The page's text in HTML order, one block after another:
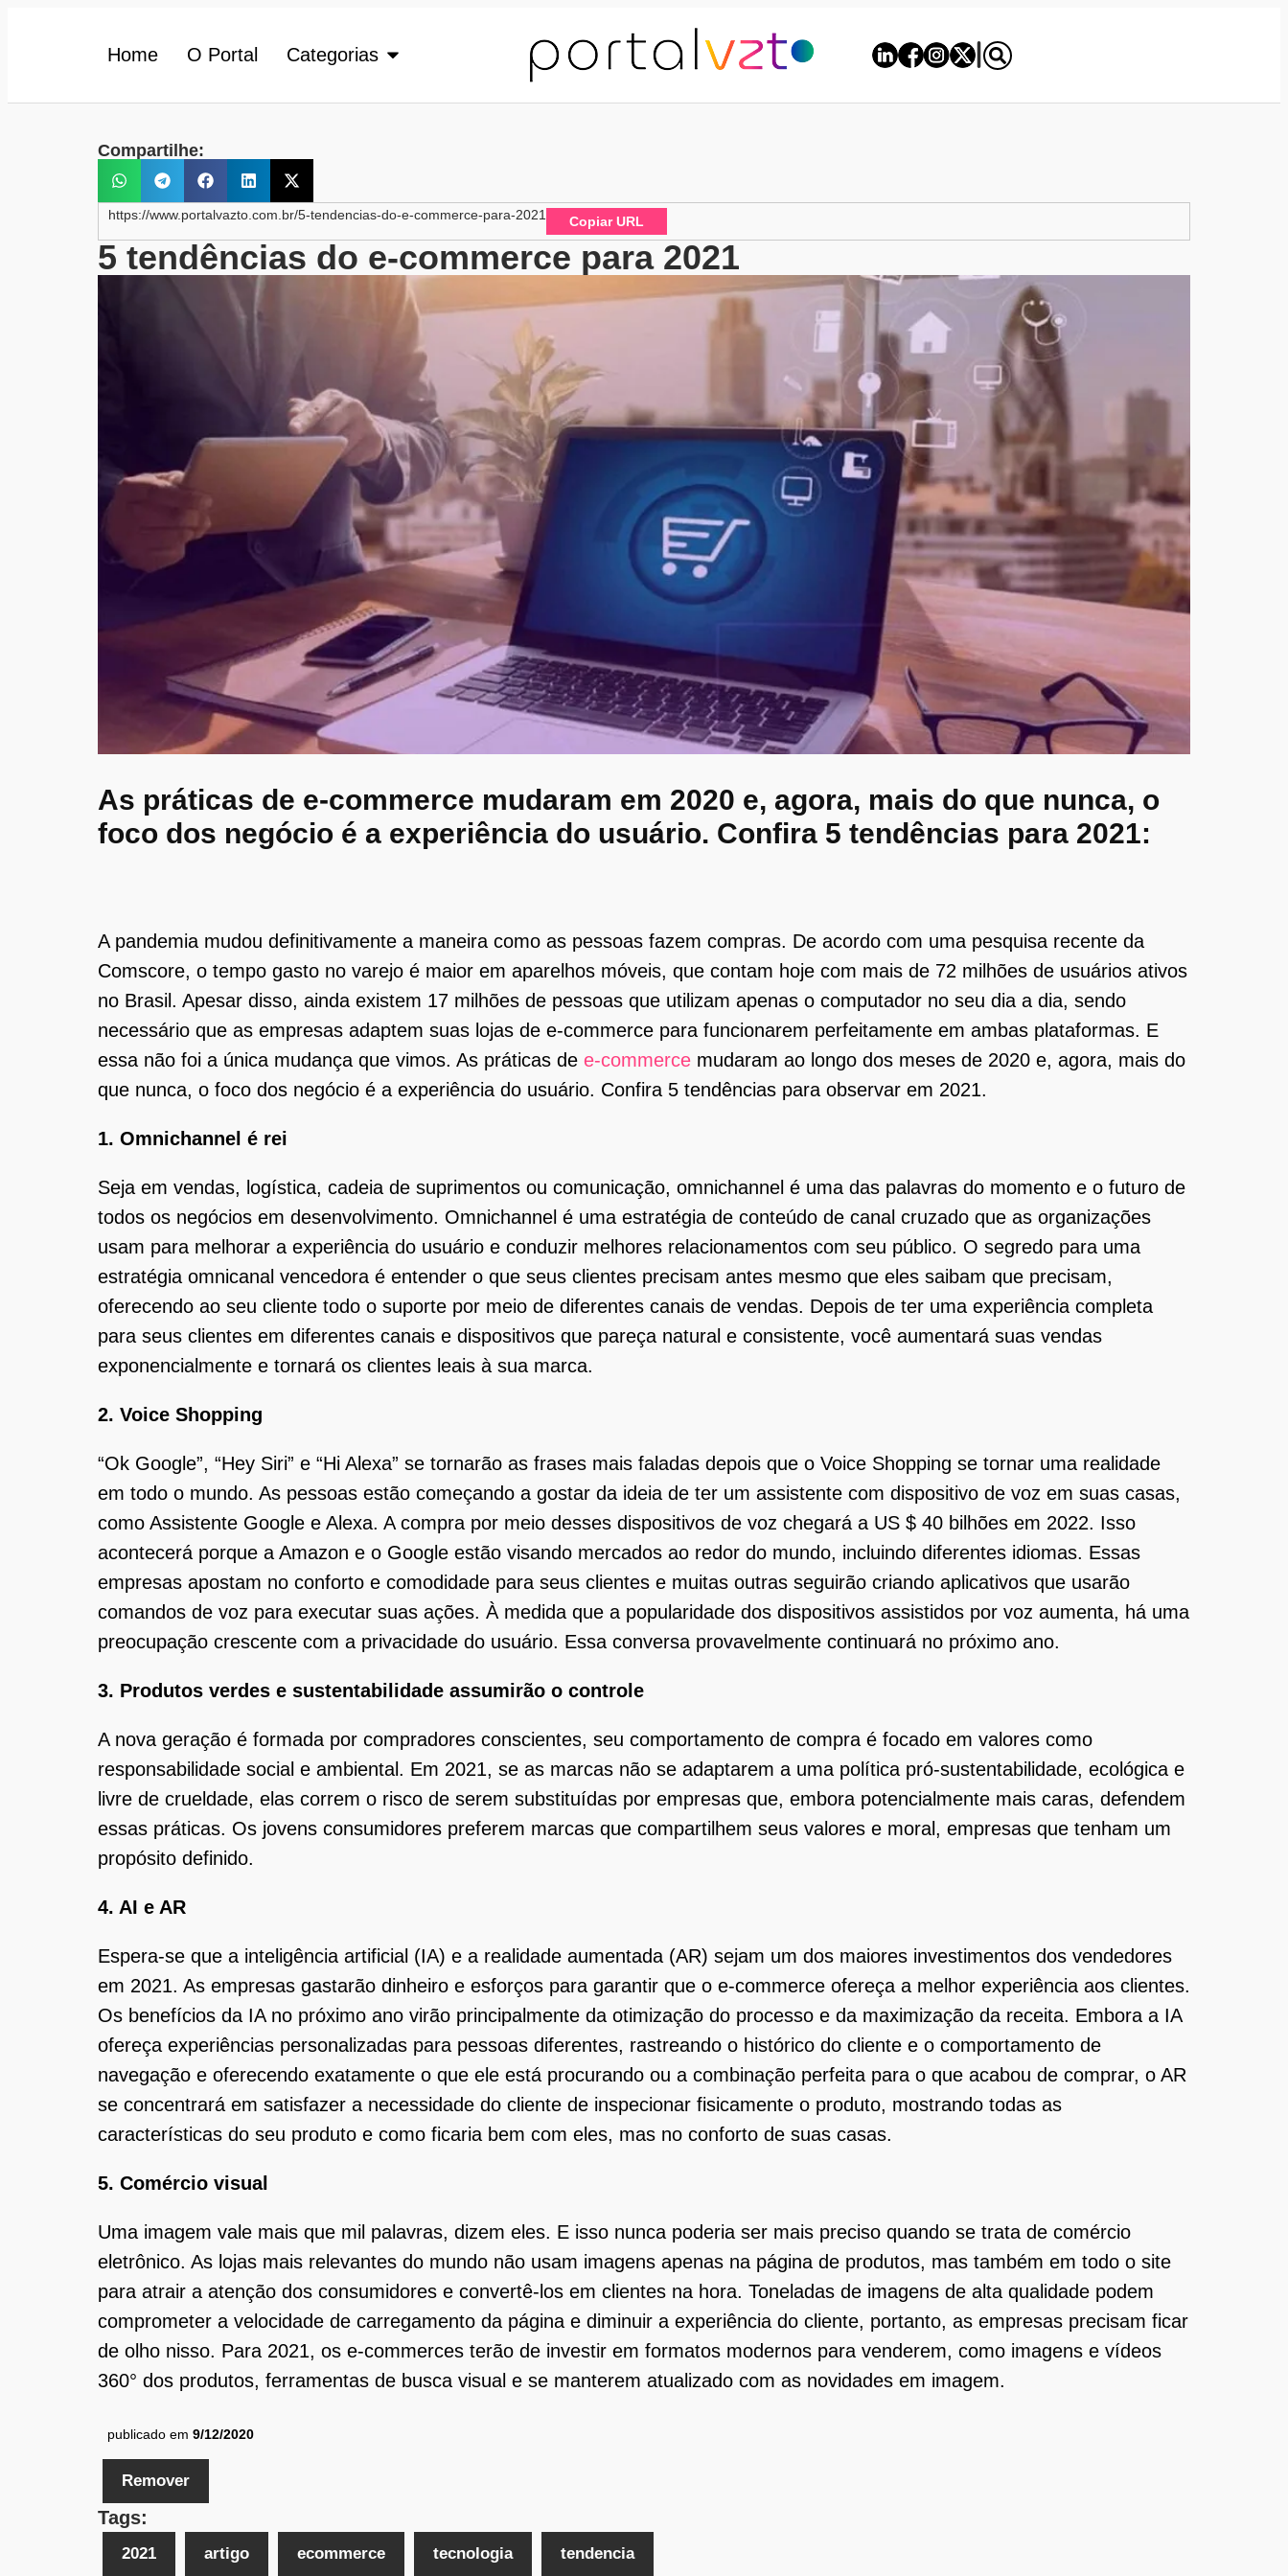
Home O Portal Categorias
Compartilhe:
https://www.portalvazto.com.br/5-tendencias-do-e-commerce-para-2021 Copiar URL
5 tendências do e-commerce para 2021
As práticas de e-commerce mudaram em 2020 e, agora, mais do que nunca, o
foco dos negócio é a experiência do usuário. Confira 5 tendências para 2021:
A pandemia mudou definitivamente a maneira como as pessoas fazem compras. De acordo com uma pesquisa recente da
Comscore, o tempo gasto no varejo é maior em aparelhos móveis, que contam hoje com mais de 72 milhões de usuários ativos
no Brasil. Apesar disso, ainda existem 17 milhões de pessoas que utilizam apenas o computador no seu dia a dia, sendo
necessário que as empresas adaptem suas lojas de e-commerce para funcionarem perfeitamente em ambas plataformas. E
essa não foi a única mudança que vimos. As práticas de e-commerce mudaram ao longo dos meses de 2020 e, agora, mais do
que nunca, o foco dos negócio é a experiência do usuário. Confira 5 tendências para observar em 2021.
1. Omnichannel é rei
Seja em vendas, logística, cadeia de suprimentos ou comunicação, omnichannel é uma das palavras do momento e o futuro de
todos os negócios em desenvolvimento. Omnichannel é uma estratégia de conteúdo de canal cruzado que as organizações
usam para melhorar a experiência do usuário e conduzir melhores relacionamentos com seu público. O segredo para uma
estratégia omnicanal vencedora é entender o que seus clientes precisam antes mesmo que eles saibam que precisam,
oferecendo ao seu cliente todo o suporte por meio de diferentes canais de vendas. Depois de ter uma experiência completa
para seus clientes em diferentes canais e dispositivos que pareça natural e consistente, você aumentará suas vendas
exponencialmente e tornará os clientes leais à sua marca.
2. Voice Shopping
“Ok Google”, “Hey Siri” e “Hi Alexa” se tornarão as frases mais faladas depois que o Voice Shopping se tornar uma realidade
em todo o mundo. As pessoas estão começando a gostar da ideia de ter um assistente com dispositivo de voz em suas casas,
como Assistente Google e Alexa. A compra por meio desses dispositivos de voz chegará a US $ 40 bilhões em 2022. Isso
acontecerá porque a Amazon e o Google estão visando mercados ao redor do mundo, incluindo diferentes idiomas. Essas
empresas apostam no conforto e comodidade para seus clientes e muitas outras seguirão criando aplicativos que usarão
comandos de voz para executar suas ações. À medida que a popularidade dos dispositivos assistidos por voz aumenta, há uma
preocupação crescente com a privacidade do usuário. Essa conversa provavelmente continuará no próximo ano.
3. Produtos verdes e sustentabilidade assumirão o controle
A nova geração é formada por compradores conscientes, seu comportamento de compra é focado em valores como
responsabilidade social e ambiental. Em 2021, se as marcas não se adaptarem a uma política pró-sustentabilidade, ecológica e
livre de crueldade, elas correm o risco de serem substituídas por empresas que, embora potencialmente mais caras, defendem
essas práticas. Os jovens consumidores preferem marcas que compartilhem seus valores e moral, empresas que tenham um
propósito definido.
4. AI e AR
Espera-se que a inteligência artificial (IA) e a realidade aumentada (AR) sejam um dos maiores investimentos dos vendedores
em 2021. As empresas gastarão dinheiro e esforços para garantir que o e-commerce ofereça a melhor experiência aos clientes.
Os benefícios da IA no próximo ano virão principalmente da otimização do processo e da maximização da receita. Embora a IA
ofereça experiências personalizadas para pessoas diferentes, rastreando o histórico do cliente e o comportamento de
navegação e oferecendo exatamente o que ele está procurando ou a combinação perfeita para o que acabou de comprar, o AR
se concentrará em satisfazer a necessidade do cliente de inspecionar fisicamente o produto, mostrando todas as
características do seu produto e como ficaria bem com eles, mas no conforto de suas casas.
5. Comércio visual
Uma imagem vale mais que mil palavras, dizem eles. E isso nunca poderia ser mais preciso quando se trata de comércio
eletrônico. As lojas mais relevantes do mundo não usam imagens apenas na página de produtos, mas também em todo o site
para atrair a atenção dos consumidores e convertê-los em clientes na hora. Toneladas de imagens de alta qualidade podem
comprometer a velocidade de carregamento da página e diminuir a experiência do cliente, portanto, as empresas precisam ficar
de olho nisso. Para 2021, os e-commerces terão de investir em formatos modernos para venderem, como imagens e vídeos
360° dos produtos, ferramentas de busca visual e se manterem atualizado com as novidades em imagem.
publicado em 9/12/2020
Remover
Tags:
2021 artigo ecommerce tecnologia tendencia